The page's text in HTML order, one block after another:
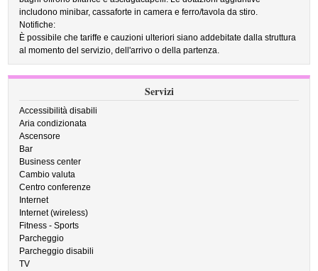
includono minibar, cassaforte in camera e ferro/tavola da stiro.
Notifiche:
È possibile che tariffe e cauzioni ulteriori siano addebitate dalla struttura
al momento del servizio, dell'arrivo o della partenza.
Servizi
Accessibilità disabili
Aria condizionata
Ascensore
Bar
Business center
Cambio valuta
Centro conferenze
Internet
Internet (wireless)
Fitness - Sports
Parcheggio
Parcheggio disabili
TV